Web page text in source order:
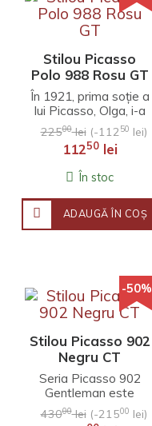
Stilou Picasso
Polo 988 Rosu GT
În 1921, prima soție a
lui Picasso, Olga, i-a
născut primul copil,un
fiu pe nume Paul
(Paulo). Picas..
22500lei (-11250 lei)
11250lei
În stoc
ADAUGĂ ÎN COŞ
-50%
Stilou Picasso 902
Negru CT
Seria Picasso 902
Gentleman este
concepută în
memoria tatălui lui
43000lei (-21500 lei)